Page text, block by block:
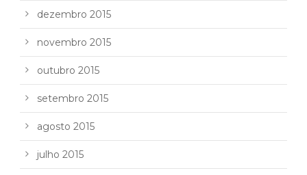
dezembro 2015
novembro 2015
outubro 2015
setembro 2015
agosto 2015
julho 2015